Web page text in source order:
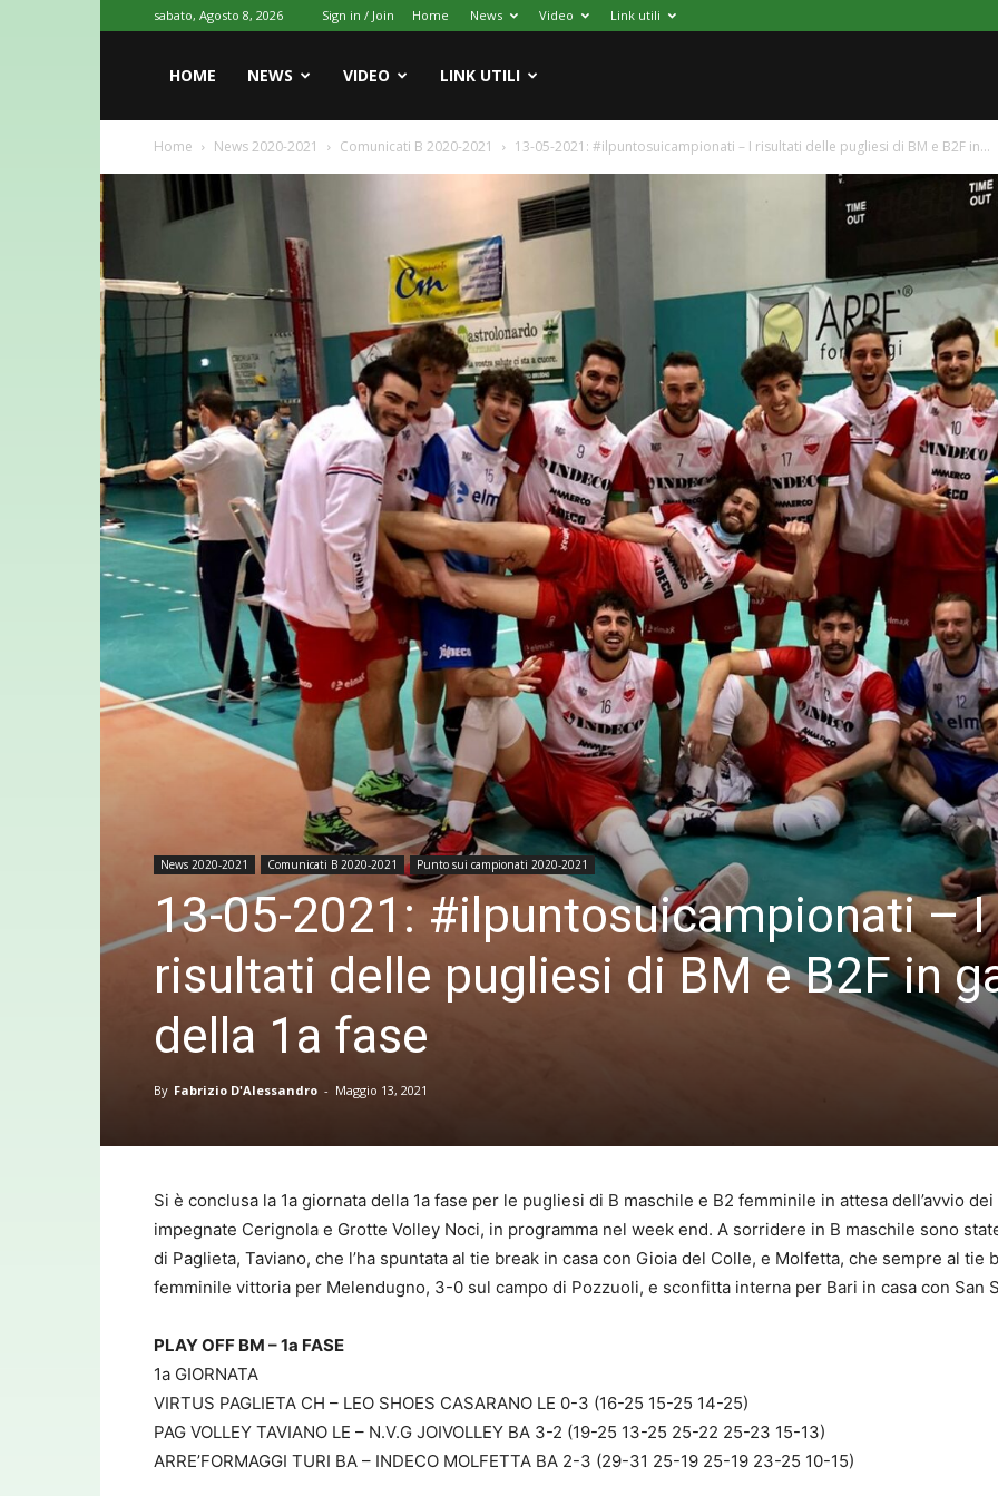
sabato, Agosto 8, 2026 Sign in / Join Home News Video Link utili
HOME NEWS VIDEO LINK UTILI
Home News 2020-2021 Comunicati B 2020-2021 13-05-2021: #ilpuntosuicampionati – I risultati delle pugliesi di BM e B2F in...
News 2020-2021 Comunicati B 2020-2021 Punto sui campionati 2020-2021
13-05-2021: #ilpuntosuicampionati – I
risultati delle pugliesi di BM e B2F in
della 1a fase
By Fabrizio D'Alessandro - Maggio 13, 2021
Si è conclusa la 1a giornata della 1a fase per le pugliesi di B maschile e B2 femminile in attesa dell’avvio
impegnate Cerignola e Grotte Volley Noci, in programma nel week end. A sorridere in B maschile sono
di Paglieta, Taviano, che l’ha spuntata al tie break in casa con Gioia del Colle, e Molfetta, che sempre al tie
femminile vittoria per Melendugno, 3-0 sul campo di Pozzuoli, e sconfitta interna per Bari in casa con San
PLAY OFF BM – 1a FASE
1a GIORNATA
VIRTUS PAGLIETA CH – LEO SHOES CASARANO LE 0-3 (16-25 15-25 14-25)
PAG VOLLEY TAVIANO LE – N.V.G JOIVOLLEY BA 3-2 (19-25 13-25 25-22 25-23 15-13)
ARRE’FORMAGGI TURI BA – INDECO MOLFETTA BA 2-3 (29-31 25-19 25-19 23-25 10-15)